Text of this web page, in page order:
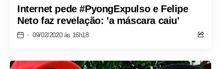
Internet pede #PyongExpulso e Felipe
Neto faz revelação: 'a máscara caiu'
09/02/2020 às 16h18